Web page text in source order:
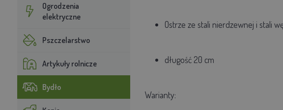
Ogrodzenia
elektryczne
Pszczelarstwo
Artykuły rolnicze
Bydło
Ostrze ze stali nierdzewnej i stali
długość 20 cm
Warianty: